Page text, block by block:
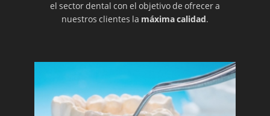
Implantes
Laboratorio de prótesis dentales en Zaragoza
Limpieza bucal
el sector dental con el objetivo de ofrecer a
nuestros clientes la máxima calidad.